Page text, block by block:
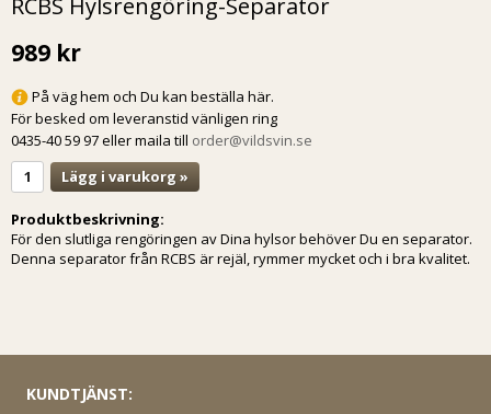
989 kr
På väg hem och Du kan beställa här.
För besked om leveranstid vänligen ring
0435-40 59 97 eller maila till order@vildsvin.se
Lägg i varukorg »
Produktbeskrivning:
För den slutliga rengöringen av Dina hylsor behöver Du en separator.
Denna separator från RCBS är rejäl, rymmer mycket och i bra kvalitet.
KUNDTJÄNST: